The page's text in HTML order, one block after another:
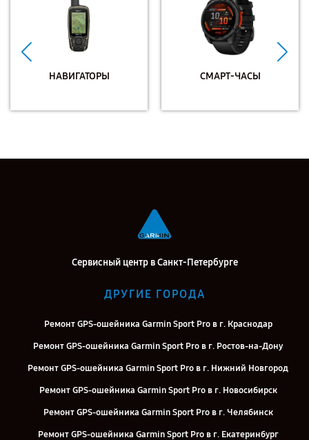
НАВИГАТОРЫ СМАРТ-ЧАСЫ
Сервисный центр в Санкт-Петербурге
ДРУГИЕ ГОРОДА
Ремонт GPS-ошейника Garmin Sport Pro в г. Краснодар
Ремонт GPS-ошейника Garmin Sport Pro в г. Ростов-на-Дону
Ремонт GPS-ошейника Garmin Sport Pro в г. Нижний Новгород
Ремонт GPS-ошейника Garmin Sport Pro в г. Новосибирск
Ремонт GPS-ошейника Garmin Sport Pro в г. Челябинск
Ремонт GPS-ошейника Garmin Sport Pro в г. Екатеринбург